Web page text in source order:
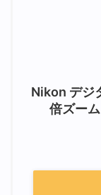
Nikon デジ
倍ズー